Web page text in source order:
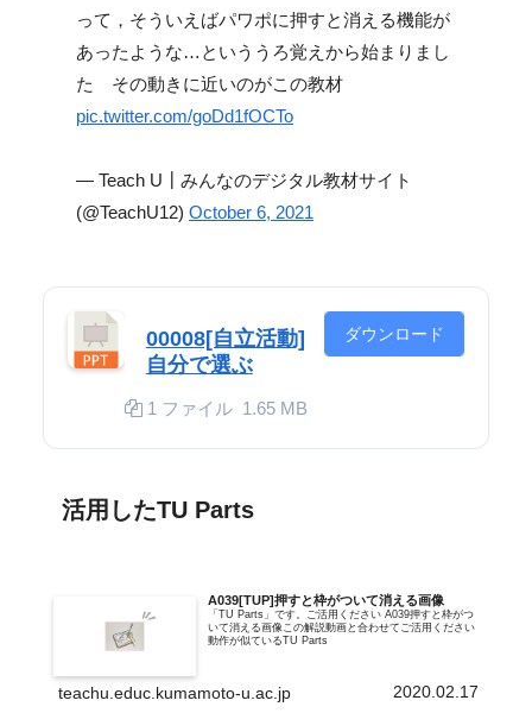
って，そういえばパワポに押すと消える機能が
あったような…といううろ覚えから始まりまし
た その動きに近いのがこの教材
pic.twitter.com/goDd1fOCTo
— Teach U┃みんなのデジタル教材サイト
(@TeachU12) October 6, 2021
00008[自立活動]
自分で選ぶ
1 ファイル 1.65 MB
ダウンロード
活用したTU Parts
A039[TUP]押すと枠がついて消える画像
「TU Parts」です。ご活用ください A039押すと枠がつ
いて消える画像この解説動画と合わせてご活用ください
動作が似ているTU Parts
teachu.educ.kumamoto-u.ac.jp 2020.02.17